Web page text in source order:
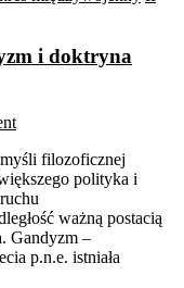
i doktryna
filozoficznej
polityka i
ważną postacią
Gandyzm –
p.n.e. istniała